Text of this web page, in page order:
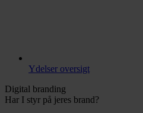
Ydelser oversigt
Digital branding
Har I styr på jeres brand?